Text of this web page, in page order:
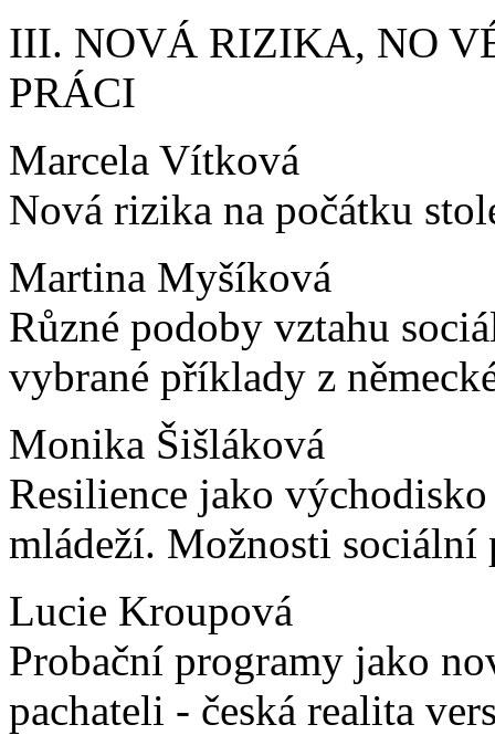
III. NOVÁ RIZIKA, NO
PRÁCI
Marcela Vítková
Nová rizika na počátku
Martina Myšíková
Různé podoby vztahu
vybrané příklady z
Monika Šišláková
Resilience jako
mládeží. Možnosti sociální
Lucie Kroupová
Probační programy jako
pachateli - česká realita